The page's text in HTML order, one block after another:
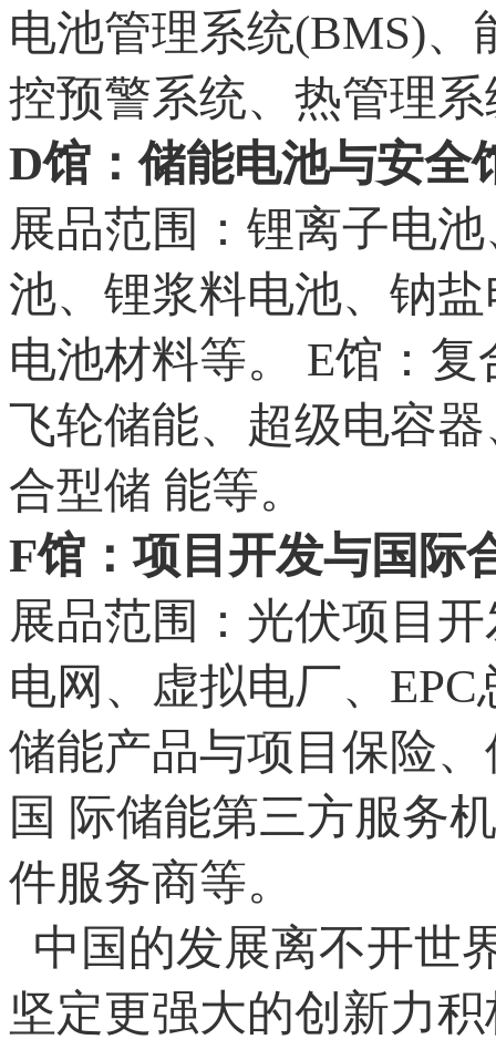
电池管理系统(BMS)
控预警系统、热管理
D馆：储能电池与安全
展品范围：锂离子电
池、锂浆料电池、钠
电池材料等。 E馆：
飞轮储能、超级电容
合型储 能等。
F馆：项目开发与国际
展品范围：光伏项目
电网、虚拟电厂、
储能产品与项目保险
国 际储能第三方服务
件服务商等。
中国的发展离不开世
坚定更强大的创新力